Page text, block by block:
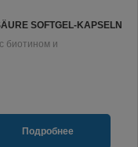
SOFTGEL-KAPSELN
биотином и
Подробнее